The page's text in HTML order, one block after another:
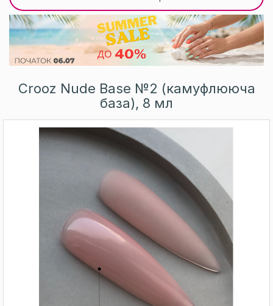
Crooz Nude Base №2 (камуфлююча
база), 8 мл